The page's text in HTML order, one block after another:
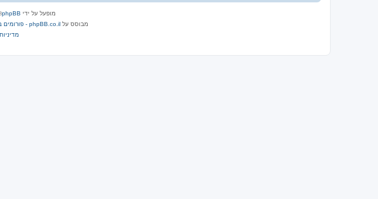
מופעל על ידי phpBB
Limited
מבוסס עלphpBB.co.il - פורומים בעברית